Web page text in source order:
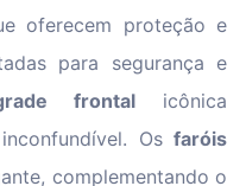
oferecem proteção e
para segurança e
frontal icônica
Os faróis
complementando o